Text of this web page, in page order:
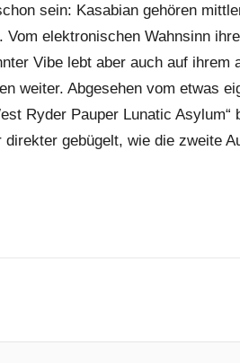
sein: Kasabian gehören
elektronischen Wahnsinn
Vibe lebt aber auch auf ihrem
weiter. Abgesehen vom etwas
Ryder Pauper Lunatic Asylum“
gebügelt, wie die zweite